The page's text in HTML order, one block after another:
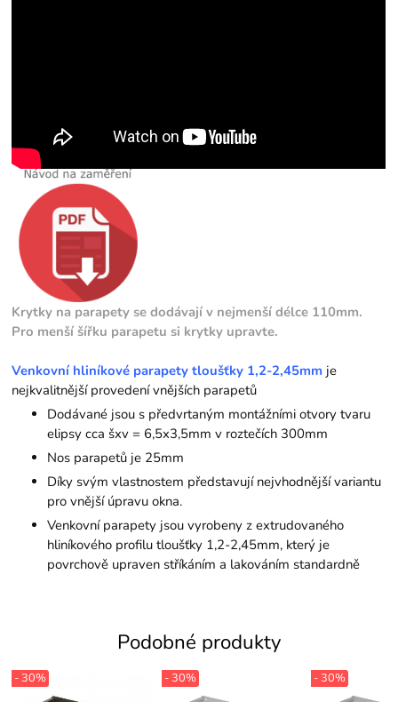
Krytky na parapety se dodávají v nejmenší délce 110mm.
Pro menší šířku parapetu si krytky upravte.
Venkovní hliníkové parapety tloušťky 1,2-2,45mm je
nejkvalitnější provedení vnějších parapetů
Dodávané jsou s předvrtaným montážními otvory tvaru
elipsy cca šxv = 6,5x3,5mm v roztečích 300mm
Nos parapetů je 25mm
Díky svým vlastnostem představují nejvhodnější variantu
pro vnější úpravu okna.
Venkovní parapety jsou vyrobeny z extrudovaného
hliníkového profilu tloušťky 1,2-2,45mm, který je
povrchově upraven stříkáním a lakováním standardně
Podobné produkty
- 30% - 30% - 30%